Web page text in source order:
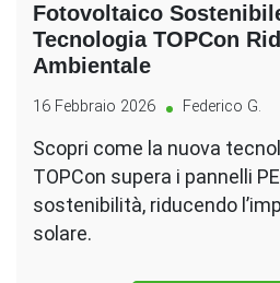
Fotovoltaico
Tecnologia TOPCon
Ambientale
16 Febbraio 2026 Federico G.
Scopri come la nuova
TOPCon supera i pannelli
sostenibilità, riducendo
solare.